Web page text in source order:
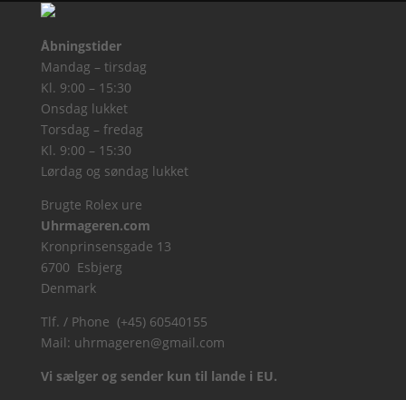
Åbningstider
Mandag – tirsdag
Kl. 9:00 – 15:30
Onsdag lukket
Torsdag – fredag
Kl. 9:00 – 15:30
Lørdag og søndag lukket
Brugte Rolex ure
Uhrmageren.com
Kronprinsensgade 13
6700 Esbjerg
Denmark
Tlf. / Phone (+45) 60540155
Mail: uhrmageren@gmail.com
Vi sælger og sender kun til lande i EU.